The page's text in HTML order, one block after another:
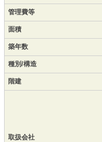
管理費等
面積
築年数
種別/構造
階建
取扱会社